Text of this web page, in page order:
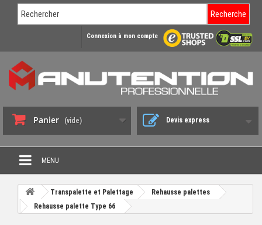
Recherche
Connexion à mon compte
Panier (vide) Devis express
MENU
PROMO DÉSTOCKAGE
CHARIOT DE MANUTENTION
Transpalette et Palettage
Rehausse palettes
Rehausse palette Type 66